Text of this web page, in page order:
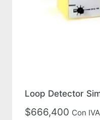
Loop Detector
$666,400 Con